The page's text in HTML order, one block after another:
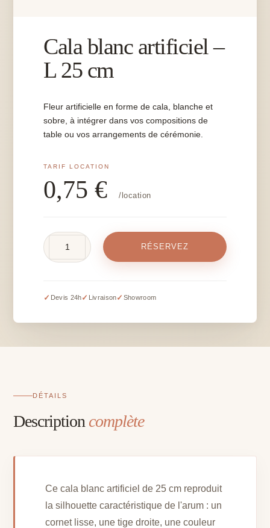
Cala blanc artificiel –
L 25 cm
Fleur artificielle en forme de cala, blanche et
sobre, à intégrer dans vos compositions de
table ou vos arrangements de cérémonie.
0,75€ /location
artificiel
L
RÉSERVEZ
✓ Devis 24h✓ Livraison✓ Showroom
DÉTAILS
Description complète
Ce cala blanc artificiel de 25 cm reproduit
la silhouette caractéristique de l'arum : un
cornet lisse, une tige droite, une couleur